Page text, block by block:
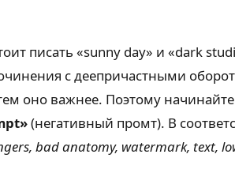
писать «sunny day» и «dark
с деепричастными
оно важнее. Поэтому начинайте
(негативный промт). В
bad anatomy, watermark, text,